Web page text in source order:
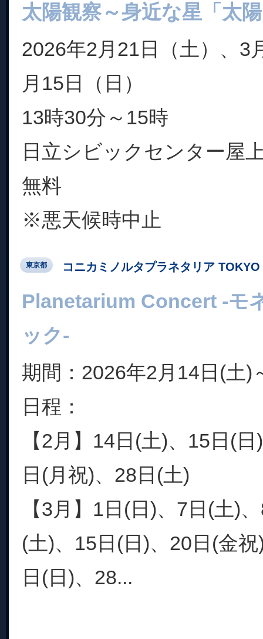
太陽観察～身近な星「太
2026年2月21日（土）、3
月15日（日）
13時30分～15時
日立シビックセンター屋
無料
※悪天候時中止
東京都 コニカミノルタプラネタリア TOKYO
Planetarium Concert -モ
ック-
期間：2026年2月14日(土)
日程：
【2月】14日(土)、15日(
日(月祝)、28日(土)
【3月】1日(日)、7日(土)
(土)、15日(日)、20日(金
日(日)、28...